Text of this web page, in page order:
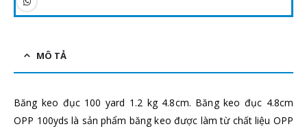
MÔ TẢ
Băng keo đục 100 yard 1.2 kg 4.8cm. Băng keo đục 4.8cm
OPP 100yds là sản phẩm băng keo được làm từ chất liệu OPP